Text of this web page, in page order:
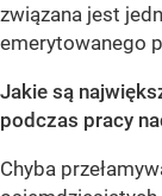
związana jest
emerytowanego
Jakie są
podczas pracy
Chyba